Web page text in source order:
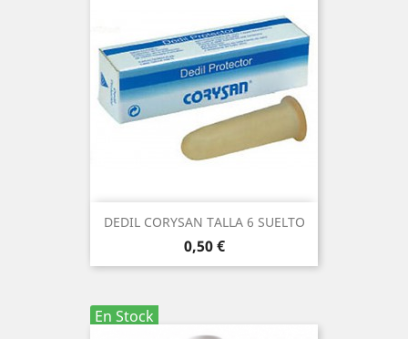
DEDIL CORYSAN TALLA 6 SUELTO
Precio
0,50 €
En Stock